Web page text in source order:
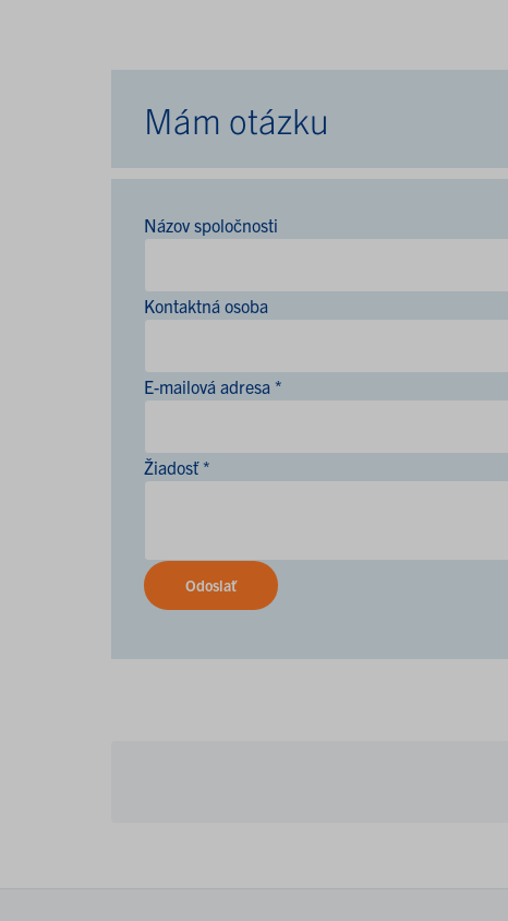
Mám otázku
Názov spoločnosti
Kontaktná osoba
E-mailová adresa *
Žiadosť *
Odoslať